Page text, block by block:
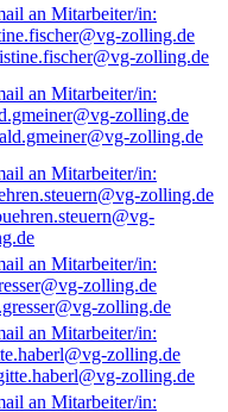
zolling.de
zolling.de
zolling.de
zolling.de